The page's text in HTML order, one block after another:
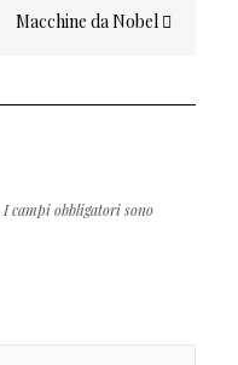
Macchine da Nobel
I campi obbligatori sono